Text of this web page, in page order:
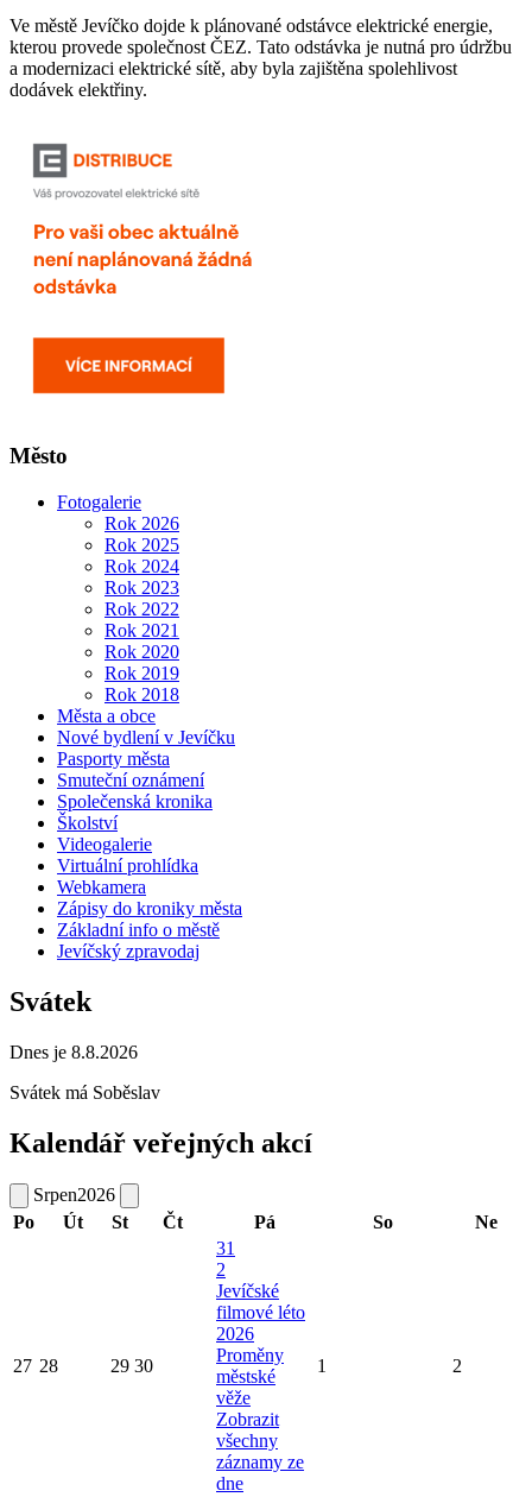
Ve městě Jevíčko dojde k plánované odstávce elektrické energie,
kterou provede společnost ČEZ. Tato odstávka je nutná pro údržbu
a modernizaci elektrické sítě, aby byla zajištěna spolehlivost
dodávek elektřiny.
Město
Fotogalerie
Rok 2026
Rok 2025
Rok 2024
Rok 2023
Rok 2022
Rok 2021
Rok 2020
Rok 2019
Rok 2018
Města a obce
Nové bydlení v Jevíčku
Pasporty města
Smuteční oznámení
Společenská kronika
Školství
Videogalerie
Virtuální prohlídka
Webkamera
Zápisy do kroniky města
Základní info o městě
Jevíčský zpravodaj
Svátek
Dnes je 8.8.2026
Svátek má Soběslav
Kalendář veřejných akcí
Srpen2026
Po
Út St Čt Pá So Ne
27 28 29 30
31
2
Jevíčské
filmové léto
2026
Proměny
městské
věže
Zobrazit
všechny
záznamy ze
dne
1 2